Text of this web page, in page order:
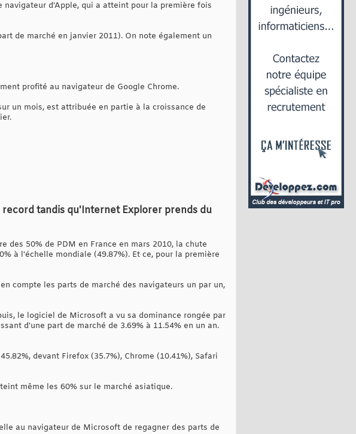
d’Apple, qui a atteint pour la première fois
de marché en janvier 2011). On note également un
profité au navigateur de Google Chrome.
un mois, est attribuée en partie à la croissance de
tandis qu'Internet Explorer prends du
des 50% de PDM en France en mars 2010, la chute
à l'échelle mondiale (49.87%). Et ce, pour la première
compte les parts de marché des navigateurs un par un,
le logiciel de Microsoft a vu sa dominance rongée par
d'une part de marché de 3.69% à 11.54% en un an.
devant Firefox (35.7%), Chrome (10.41%), Safari
même les 60% sur le marché asiatique.
au navigateur de Microsoft de regagner des parts de